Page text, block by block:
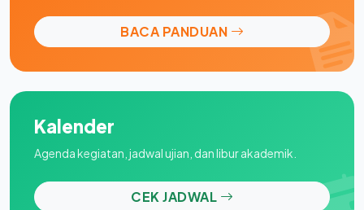
BACA PANDUAN
Kalender
Agenda kegiatan, jadwal ujian, dan libur akademik.
CEK JADWAL